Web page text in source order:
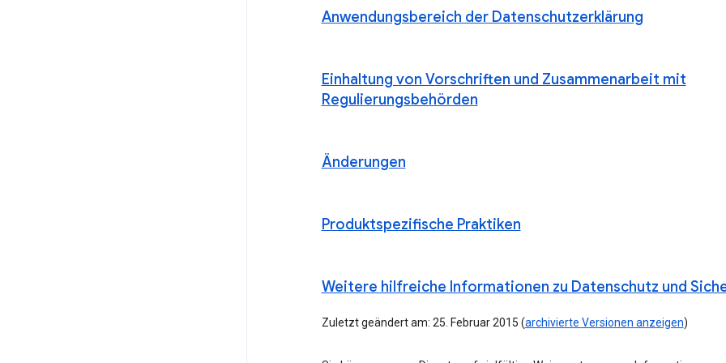
Anwendungsbereich der Datenschutzerklärung
Einhaltung von Vorschriften und Zusammenarbeit mit
Regulierungsbehörden
Änderungen
Produktspezifische Praktiken
Weitere hilfreiche Informationen zu Datenschutz und
Zuletzt geändert am: 25. Februar 2015 (archivierte Versionen anzeigen)